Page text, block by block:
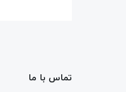
تماس با ما